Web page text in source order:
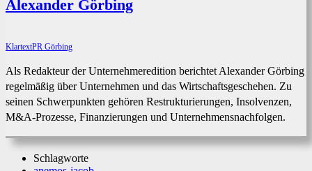
Alexander Görbing
KlartextPR Görbing
Als Redakteur der Unternehmeredition berichtet Alexander Görbing
regelmäßig über Unternehmen und das Wirtschaftsgeschehen. Zu
seinen Schwerpunkten gehören Restrukturierungen, Insolvenzen,
M&A-Prozesse, Finanzierungen und Unternehmensnachfolgen.
Schlagworte